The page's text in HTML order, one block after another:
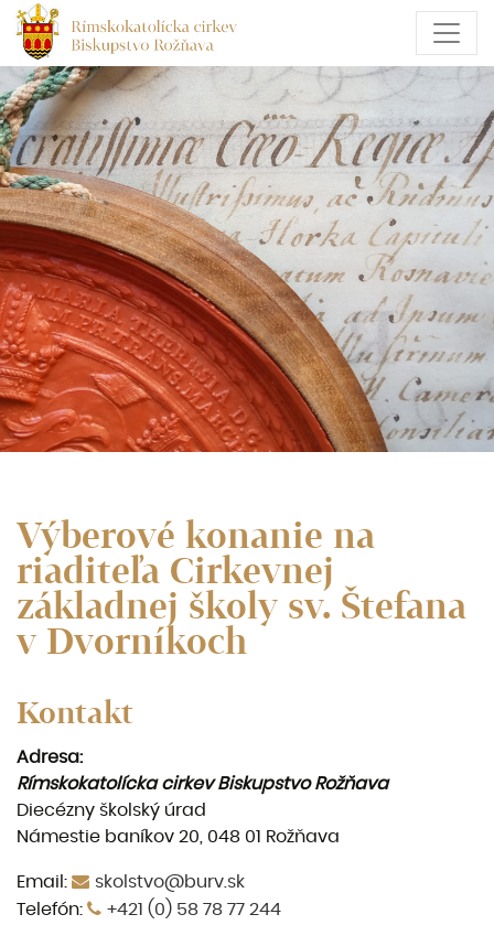
Výberové konanie na
riaditeľa Cirkevnej
základnej školy sv. Štefana
v Dvorníkoch
Kontakt
Adresa:
Rímskokatolícka cirkev Biskupstvo Rožňava
Diecézny školský úrad
Námestie baníkov 20, 048 01 Rožňava
Email:
skolstvo@burv.sk
Telefón:
+421 (0) 58 78 77 244